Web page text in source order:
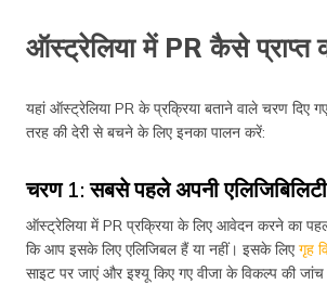
ऑस्ट्रेलिया में PR कैसे प्राप्त
यहां ऑस्ट्रेलिया PR के प्रक्रिया बताने वाले चरण दिए
तरह की देरी से बचने के लिए इनका पालन करें:
चरण 1: सबसे पहले अपनी
ऑस्ट्रेलिया में PR प्रक्रिया के लिए आवेदन करने का
कि आप इसके लिए एलिजिबल हैं या नहीं। इसके लिए गृह
साइट पर जाएं और इश्यू किए गए वीजा के विकल्प की